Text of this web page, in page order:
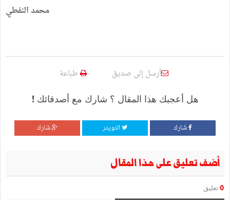
محمد النفطي
أرسل إلى صديق طباعة
هل أعجبك هذا المقال ؟ شارك مع أصدقائك !
شارك التويتر شارك
أضف تعليق على هذا المقال
0 تعليق